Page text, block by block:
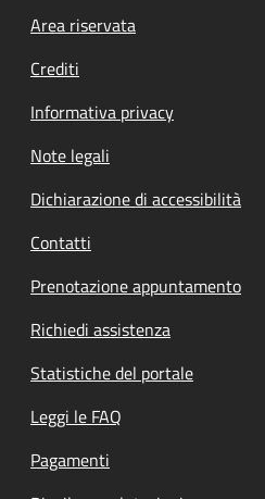
Footer menu
Area riservata
Crediti
Informativa privacy
Note legali
Dichiarazione di accessibilità
Contatti
Prenotazione appuntamento
Richiedi assistenza
Statistiche del portale
Leggi le FAQ
Pagamenti